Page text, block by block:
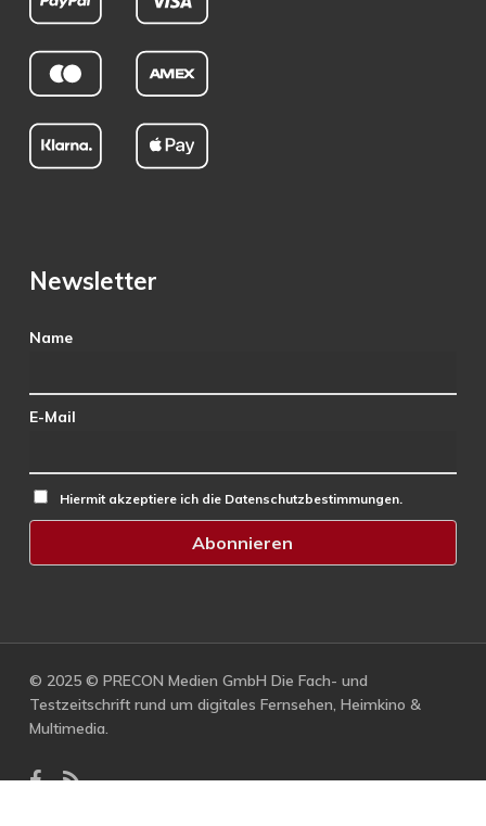
Newsletter
Name
E-Mail
Hiermit akzeptiere ich die Datenschutzbestimmungen.
© 2025 © PRECON Medien GmbH Die Fach- und
Testzeitschrift rund um digitales Fernsehen, Heimkino &
Multimedia.
facebook
RSS